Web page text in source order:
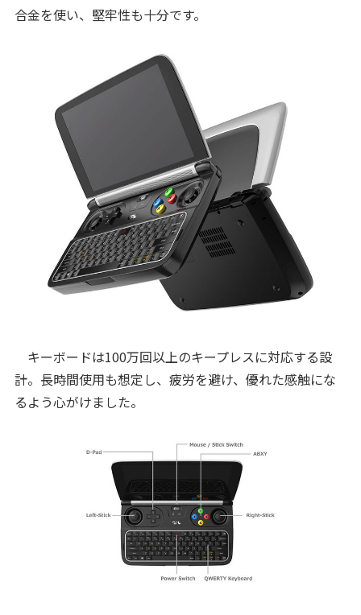
合金を使い、堅牢性も十分です。
キーボードは100万回以上のキープレスに対応する設
計。長時間使用も想定し、疲労を避け、優れた感触にな
るよう心がけました。